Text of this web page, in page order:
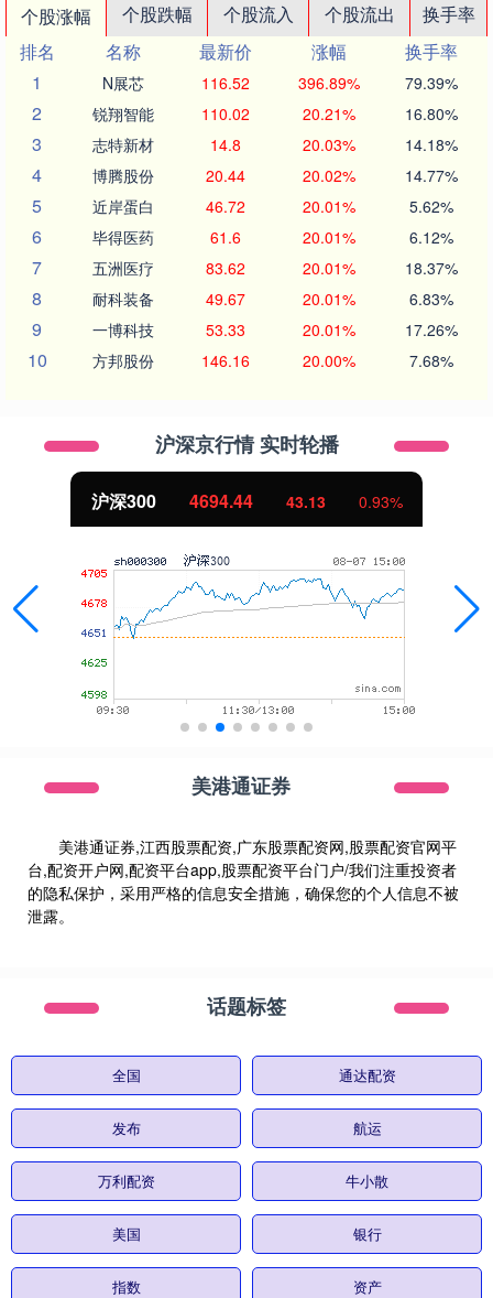
个股涨幅 个股跌幅 个股流入 个股流出
换手率
排名
名称 最新价 涨幅
换手率
1
N展芯 116.52 396.89% 79.39%
2 锐翔智能 110.02 20.21% 16.80%
3 志特新材 14.8 20.03% 14.18%
4 博腾股份 20.44 20.02% 14.77%
5 近岸蛋白 46.72 20.01% 5.62%
6 毕得医药 61.6 20.01% 6.12%
7 五洲医疗 83.62 20.01% 18.37%
8 耐科装备 49.67 20.01% 6.83%
9 一博科技 53.33 20.01% 17.26%
10 方邦股份 146.16 20.00% 7.68%
沪深京行情 实时轮播
沪深300 4694.44 43.13 0.93%
美港通证券
美港通证券,江西股票配资,广东股票配资网,股票配资官网平
台,配资开户网,配资平台app,股票配资平台门户/我们注重投资者
的隐私保护，采用严格的信息安全措施，确保您的个人信息不被
泄露。
话题标签
全国 通达配资
发布 航运
万利配资 牛小散
美国 银行
指数 资产